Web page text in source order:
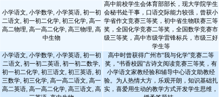
小学语文, 小学数学, 小学英语, 初一初
二语文, 初一初二化学, 初三化学, 高一
高二物理, 高一高二化学, 高三物理, 高
中生物
高中前校学生会体育部部长，现大学院学生
会秘书处干事，口语交际能力较强，曾获小
学省作文竞赛三等奖，初中省生物联赛三等
奖，全国化学竞赛二等奖，全国数学竞赛市
级三等奖，高中市级学雷锋标兵，市级三好
学生等
小学语文, 小学数学, 小学英语, 初一初
二语文, 初一初二英语, 初一初二数学,
初一初二化学, 初三语文, 初三英语, 初
三数学, 初三化学, 高一高二语文, 高一
高二英语, 高一高二化学, 高三语文, 高
高中时曾获得广州市“我与化学”竞赛二等
奖，“书香校园”古诗文阅读竞赛三等奖，有
小学语文家教经验和辅导中心语文助教经
验。为人热情大方，乐观开朗，知识基础扎
实，喜爱用生动的教学方式开发学生思维，